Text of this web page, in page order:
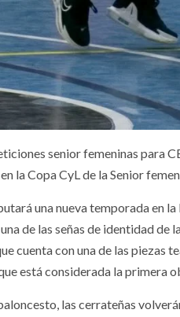
senior femeninas para
la Copa CyL de la Senior
una nueva temporada en
de las señas de identidad
cuenta con una de las
está considerada la primera
las cerrateñas